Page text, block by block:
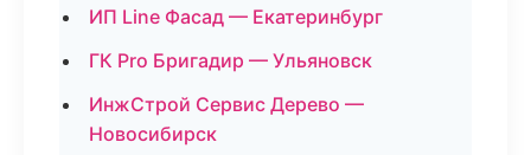
ИП Line Фасад — Екатеринбург
ГК Pro Бригадир — Ульяновск
ИнжСтрой Сервис Дерево —
Новосибирск